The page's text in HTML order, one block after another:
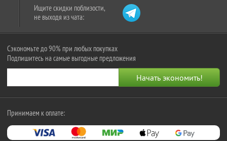
Ищите скидки поблизости,
не выходя из чата:
Сэкономьте до 90% при любых покупках
Подпишитесь на самые выгодные предложения
Принимаем к оплате: